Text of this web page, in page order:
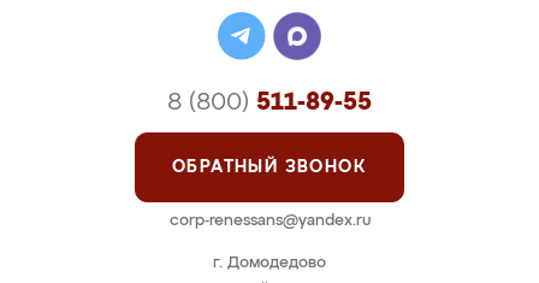
г. Домодедово
8 (800) 511-89-55
ОБРАТНЫЙ ЗВОНОК
corp-renessans@yandex.ru